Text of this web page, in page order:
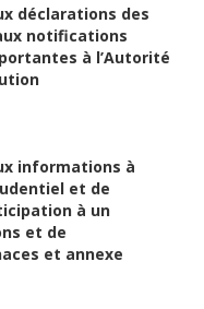
déclarations des
notifications
à l’Autorité
informations à
et de
à un
et de
et annexe